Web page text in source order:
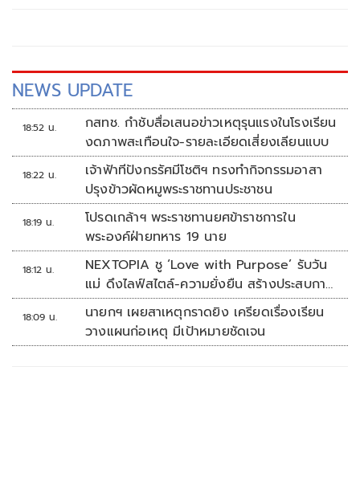
NEWS UPDATE
18:52 น.
กสทช. กำชับสื่อเสนอข่าวเหตุรุนแรงในโรงเรียน
งดภาพสะเทือนใจ-รายละเอียดเสี่ยงเลียนแบบ
18:22 น.
เจ้าฟ้าทีปังกรรัศมีโชติฯ ทรงทำกิจกรรมอาสา
ปรุงข้าวผัดหมูพระราชทานประชาชน
18:19 น.
โปรดเกล้าฯ พระราชทานยศข้าราชการใน
พระองค์ฝ่ายทหาร 19 นาย
18:12 น.
NEXTOPIA ชู ‘Love with Purpose’ รับวัน
แม่ ดึงไลฟ์สไตล์-ความยั่งยืน สร้างประสบกา
รณ์ช้อปปิงมีความหมาย
18:09 น.
นายกฯ เผยสาเหตุกราดยิง เครียดเรื่องเรียน
วางแผนก่อเหตุ มีเป้าหมายชัดเจน